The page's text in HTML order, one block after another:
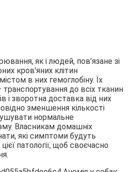
як і людей, пов’язане зі
кров’яних клітин
в них гемоглобіну. Їх
до всіх тканин
і зворотна доставка від них
зменшення кількості
нормальне
Власникам домашніх
які симптоми будуть
патології, щоб своєчасно